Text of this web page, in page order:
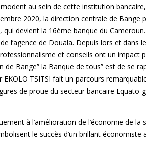
au sein de cette institution
2020, la direction centrale de
devient la 16ème banque du
l’agence de Douala. Depuis lors et
et conseils ont un
de Bange” la Banque de tous” est de
TSITSI fait un parcours
de proue du secteur bancaire Equato-
à l’amélioration de l’économie de
le succès d’un brillant